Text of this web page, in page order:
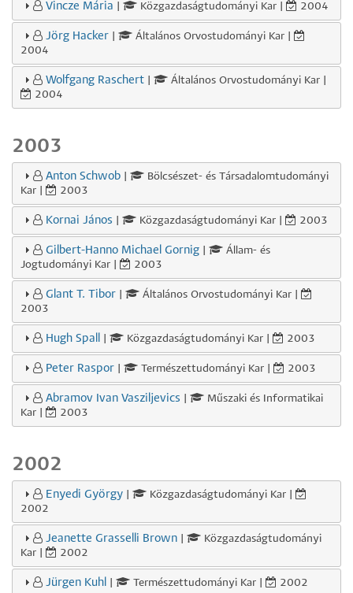
Vincze Mária Közgazdaságtudományi Kar | 2004
Jörg Hacker
Általános Orvostudományi Kar |
2004
Wolfgang Raschert
Általános Orvostudományi Kar |
2004
2003
Anton Schwob
Bölcsészet- és Társadalomtudományi
Kar |
2003
Kornai János Közgazdaságtudományi Kar | 2003
Gilbert-Hanno Michael Gornig
Állam- és
Jogtudományi Kar |
2003
Glant T. Tibor
Általános Orvostudományi Kar |
2003
Hugh Spall Közgazdaságtudományi Kar | 2003
Peter Raspor Természettudományi Kar | 2003
Abramov Ivan Vasziljevics
Műszaki és Informatikai
Kar |
2003
2002
Enyedi György
Közgazdaságtudományi Kar |
2002
Jeanette Grasselli Brown
Közgazdaságtudományi
Kar |
2002
Jürgen Kuhl Természettudományi Kar | 2002